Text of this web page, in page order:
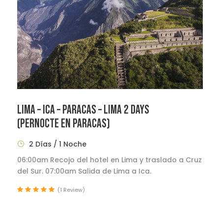
LIMA – ICA – PARACAS – LIMA 2 DAYS
(PERNOCTE EN PARACAS)
2 Días / 1 Noche
06:00am Recojo del hotel en Lima y traslado a Cruz
del Sur. 07:00am Salida de Lima a Ica.
(1 Review)